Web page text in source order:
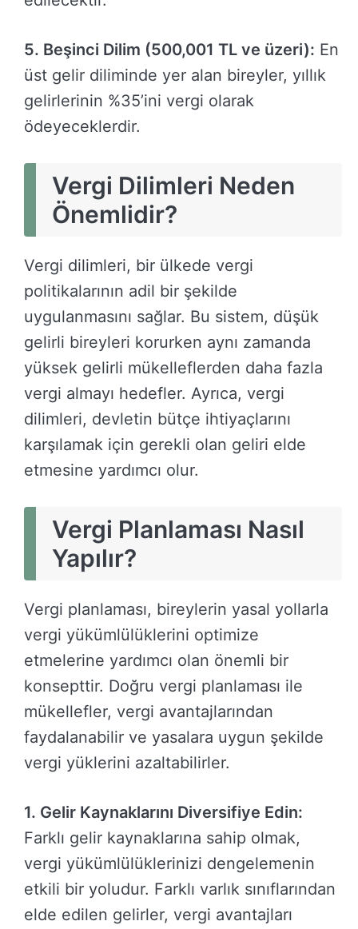
5. Beşinci Dilim (500,001 TL ve üzeri): En
üst gelir diliminde yer alan bireyler, yıllık
gelirlerinin %35’ini vergi olarak
ödeyeceklerdir.
Vergi Dilimleri Neden
Önemlidir?
Vergi dilimleri, bir ülkede vergi
politikalarının adil bir şekilde
uygulanmasını sağlar. Bu sistem, düşük
gelirli bireyleri korurken aynı zamanda
yüksek gelirli mükelleflerden daha fazla
vergi almayı hedefler. Ayrıca, vergi
dilimleri, devletin bütçe ihtiyaçlarını
karşılamak için gerekli olan geliri elde
etmesine yardımcı olur.
Vergi Planlaması Nasıl
Yapılır?
Vergi planlaması, bireylerin yasal yollarla
vergi yükümlülüklerini optimize
etmelerine yardımcı olan önemli bir
konsepttir. Doğru vergi planlaması ile
mükellefler, vergi avantajlarından
faydalanabilir ve yasalara uygun şekilde
vergi yüklerini azaltabilirler.
1. Gelir Kaynaklarını Diversifiye Edin:
Farklı gelir kaynaklarına sahip olmak,
vergi yükümlülüklerinizi dengelemenin
etkili bir yoludur. Farklı varlık sınıflarından
elde edilen gelirler, vergi avantajları